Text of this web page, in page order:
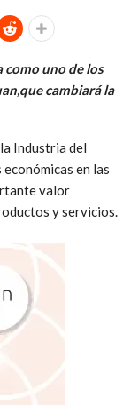
como uno de los
cambiará la
Industria del
en las
valor
y servicios.